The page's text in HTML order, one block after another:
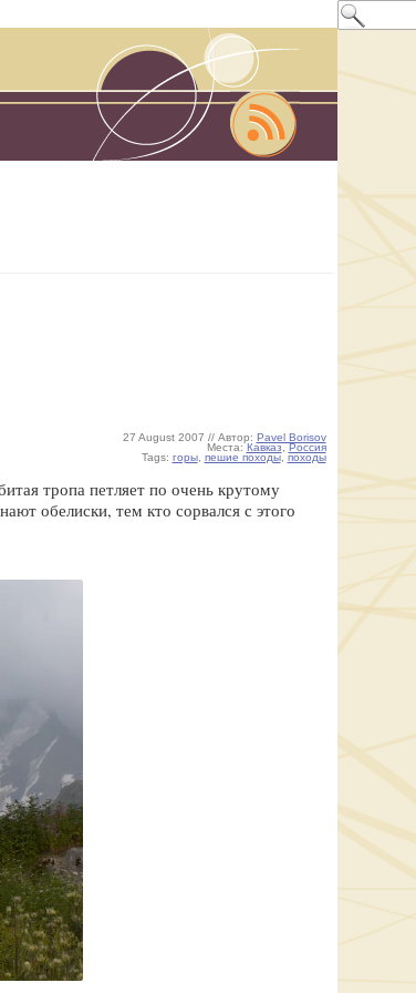
27 August 2007 // Автор: Pavel Borisov
Места:Кавказ,Россия
Tags: горы, пешие походы, походы
тропа петляет по очень крутому
обелиски, тем кто сорвался с этого